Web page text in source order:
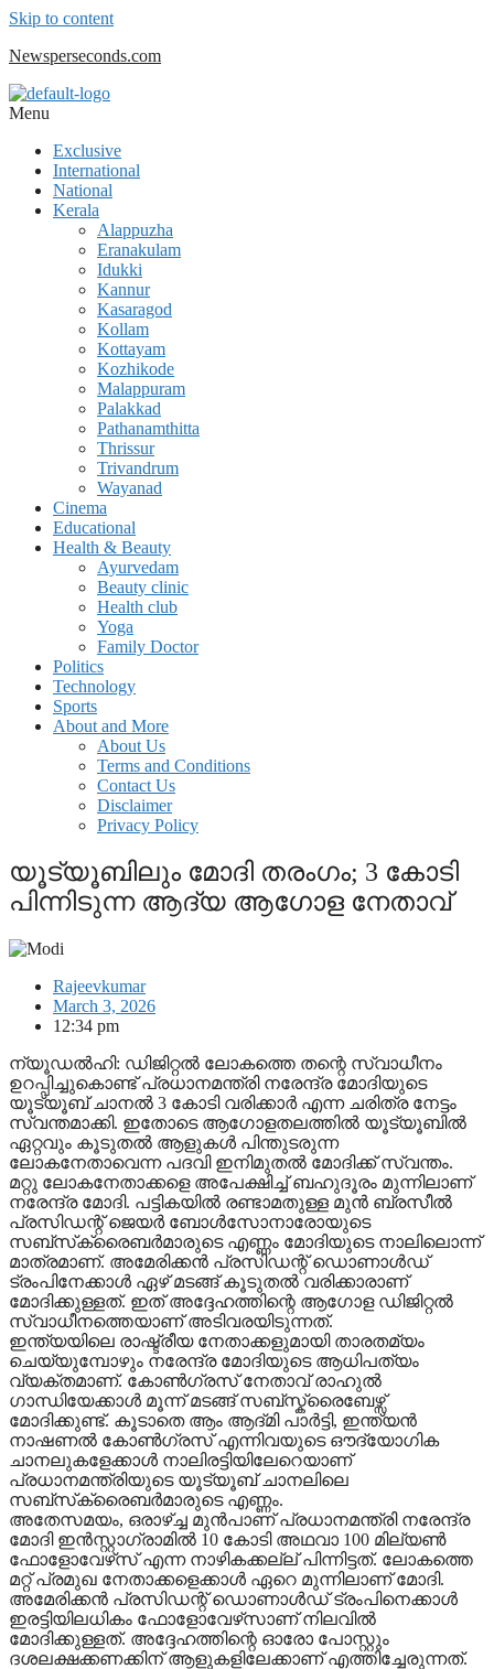
Skip to content
Newsperseconds.com
Menu
Exclusive
International
National
Kerala
Alappuzha
Eranakulam
Idukki
Kannur
Kasaragod
Kollam
Kottayam
Kozhikode
Malappuram
Palakkad
Pathanamthitta
Thrissur
Trivandrum
Wayanad
Cinema
Educational
Health & Beauty
Ayurvedam
Beauty clinic
Health club
Yoga
Family Doctor
Politics
Technology
Sports
About and More
About Us
Terms and Conditions
Contact Us
Disclaimer
Privacy Policy
യൂട്യൂബിലും മോദി തരംഗം; 3 കോടി
പിന്നിടുന്ന ആദ്യ ആഗോള നേതാവ്
Rajeevkumar
March 3, 2026
12:34 pm
ന്യൂഡൽഹി: ഡിജിറ്റൽ ലോകത്തെ തന്റെ സ്വാധീനം
ഉറപ്പിച്ചുകൊണ്ട് പ്രധാനമന്ത്രി നരേന്ദ്ര മോദിയുടെ
യൂട്യൂബ് ചാനൽ 3 കോടി വരിക്കാർ എന്ന ചരിത്ര നേട്ടം
സ്വന്തമാക്കി. ഇതോടെ ആഗോളതലത്തിൽ യൂട്യൂബിൽ
ഏറ്റവും കൂടുതൽ ആളുകൾ പിന്തുടരുന്ന
ലോകനേതാവെന്ന പദവി ഇനിമുതൽ മോദിക്ക് സ്വന്തം.
മറ്റു ലോകനേതാക്കളെ അപേക്ഷിച്ച് ബഹുദൂരം മുന്നിലാണ്
നരേന്ദ്ര മോദി. പട്ടികയിൽ രണ്ടാമതുള്ള മുൻ ബ്രസീൽ
പ്രസിഡന്റ് ജെയർ ബോൾസോനാരോയുടെ
സബ്‌സ്‌ക്രൈബർമാരുടെ എണ്ണം മോദിയുടെ നാലിലൊന്ന്
മാത്രമാണ്. അമേരിക്കൻ പ്രസിഡന്റ് ഡൊണാൾഡ്
ട്രംപിനേക്കാൾ ഏഴ് മടങ്ങ് കൂടുതൽ വരിക്കാരാണ്
മോദിക്കുള്ളത്. ഇത് അദ്ദേഹത്തിന്റെ ആഗോള ഡിജിറ്റൽ
സ്വാധീനത്തെയാണ് അടിവരയിടുന്നത്.
ഇന്ത്യയിലെ രാഷ്ട്രീയ നേതാക്കളുമായി താരതമ്യം
ചെയ്യുമ്പോഴും നരേന്ദ്ര മോദിയുടെ ആധിപത്യം
വ്യക്തമാണ്. കോൺഗ്രസ് നേതാവ് രാഹുൽ
ഗാന്ധിയേക്കാൾ മൂന്ന് മടങ്ങ് സബ്സ്ക്രൈബേഴ്സ്
മോദിക്കുണ്ട്. കൂടാതെ ആം ആദ്മി പാർട്ടി, ഇന്ത്യൻ
നാഷണൽ കോൺഗ്രസ് എന്നിവയുടെ ഔദ്യോഗിക
ചാനലുകളേക്കാൾ നാലിരട്ടിയിലേറെയാണ്
പ്രധാനമന്ത്രിയുടെ യൂട്യൂബ് ചാനലിലെ
സബ്‌സ്‌ക്രൈബർമാരുടെ എണ്ണം.
അതേസമയം, ഒരാഴ്ച്ച മുൻപാണ് പ്രധാനമന്ത്രി നരേന്ദ്ര
മോദി ഇൻസ്റ്റാഗ്രാമിൽ 10 കോടി അഥവാ 100 മില്യൺ
ഫോളോവേഴ്‌സ് എന്ന നാഴികക്കല്ല് പിന്നിട്ടത്. ലോകത്തെ
മറ്റ് പ്രമുഖ നേതാക്കളെക്കാൾ ഏറെ മുന്നിലാണ് മോദി.
അമേരിക്കൻ പ്രസിഡന്റ് ഡൊണാൾഡ് ട്രംപിനെക്കാൾ
ഇരട്ടിയിലധികം ഫോളോവേഴ്‌സാണ് നിലവിൽ
മോദിക്കുള്ളത്. അദ്ദേഹത്തിന്റെ ഓരോ പോസ്റ്റും
ദശലക്ഷക്കണക്കിന് ആളുകളിലേക്കാണ് എത്തിച്ചേരുന്നത്.